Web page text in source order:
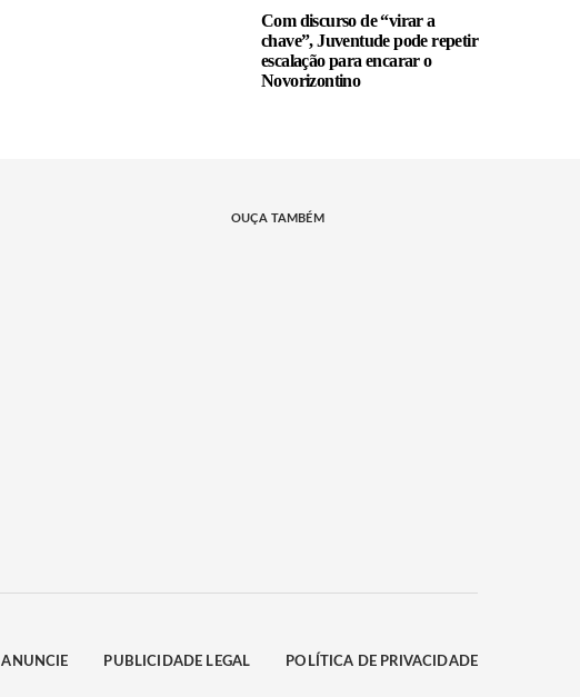
Com discurso de “virar a
chave”, Juventude pode repetir
escalação para encarar o
Novorizontino
OUÇA TAMBÉM
ANUNCIE PUBLICIDADE LEGAL POLÍTICA DE PRIVACIDADE